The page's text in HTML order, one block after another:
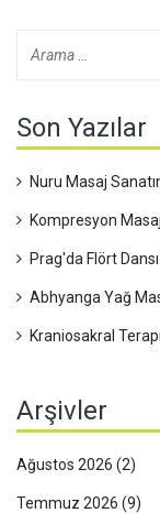
açalım!
Son Yazılar
Nuru Masaj
Kompresyon
Prag'da Flört
Abhyanga Yağ
Kraniosakral
Arşivler
Ağustos 2026 (2)
Temmuz 2026 (9)